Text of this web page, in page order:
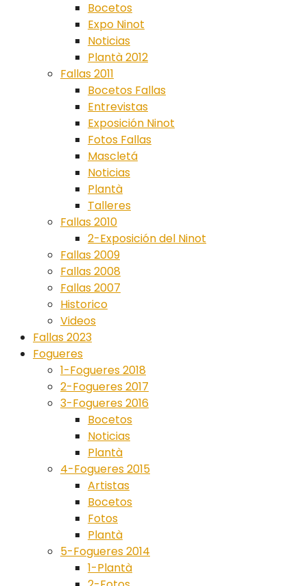
Bocetos
Expo Ninot
Noticias
Plantà 2012
Fallas 2011
Bocetos Fallas
Entrevistas
Exposición Ninot
Fotos Fallas
Mascletá
Noticias
Plantà
Talleres
Fallas 2010
2-Exposición del Ninot
Fallas 2009
Fallas 2008
Fallas 2007
Historico
Videos
Fallas 2023
Fogueres
1-Fogueres 2018
2-Fogueres 2017
3-Fogueres 2016
Bocetos
Noticias
Plantà
4-Fogueres 2015
Artistas
Bocetos
Fotos
Plantà
5-Fogueres 2014
1-Plantà